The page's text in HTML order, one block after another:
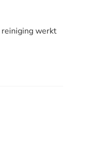
reiniging werkt